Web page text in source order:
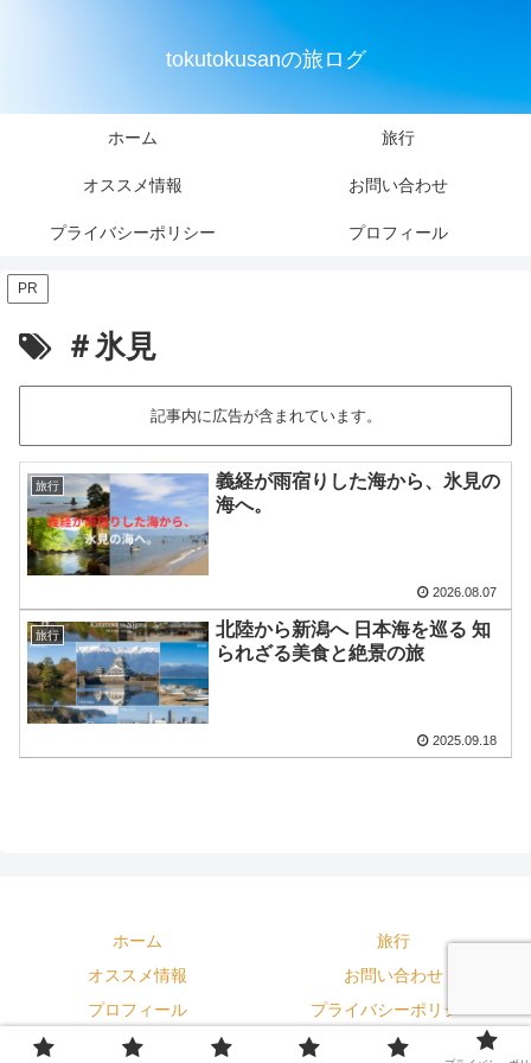
tokutokusanの旅ログ
ホーム 旅行
オススメ情報 お問い合わせ
プライバシーポリシー プロフィール
PR
＃氷見
記事内に広告が含まれています。
旅行
義経が雨宿りした海から、氷見の
海へ。
2026.08.07
旅行
北陸から新潟へ 日本海を巡る 知
られざる美食と絶景の旅
2025.09.18
ホーム
旅行
オススメ情報
お問い合わせ
プロフィール
プライバシーポリシー
© 2024-2026 tokutokusanの旅ログ.